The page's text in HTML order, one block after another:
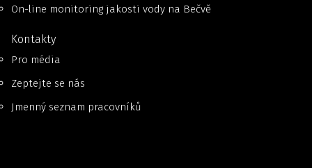
On-line monitoring jakosti vody na Bečvě
Kontakty
Pro média
Zeptejte se nás
Jmenný seznam pracovníků